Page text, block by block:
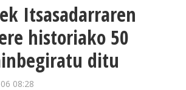
Itsasadarraren
historiako 50
ditu
08:28